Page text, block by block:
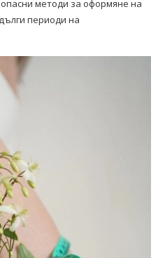
методи за оформяне на
периоди на